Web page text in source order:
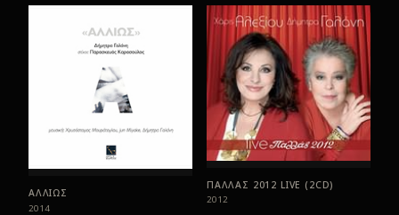
ΑΛΛΙΩΣ
2014
ΠΑΛΛΑΣ 2012 LIVE (2CD)
2012